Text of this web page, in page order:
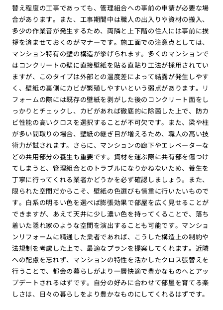
替え程度の工事であっても、管理組合への事前の申請が必要な場
合があります。また、工事期間中は職人の出入りや資材の搬入、
多少の作業音が発生するため、両隣と上下階の住人には事前に挨
拶を済ませておくのがマナーです。施工面での注意点としては、
マンション特有の壁の構造が挙げられます。多くのマンションで
はコンクリートの壁に直接壁紙を貼る直貼り工法が採用されてい
ますが、このタイプは外部との温度差によって結露が発生しやす
く、壁紙の裏側にカビが繁殖しやすいという弱点があります。リ
フォームの際には既存の壁紙を剥がした後のコンクリート面をし
っかりとチェックし、カビがあれば徹底的に除菌した上で、防カ
ビ性能の高いクロスを選択することが不可欠です。また、梁や柱
が多い間取りの場合、壁紙の継ぎ目が増えるため、職人の高い技
術力が試されます。さらに、マンションの廊下やエレベーターな
どの共用部分の養生も重要です。資材を運ぶ際に共有部を傷つけ
てしまうと、管理組合とのトラブルになりかねないため、養生を
丁寧に行ってくれる業者かどうかを必ず確認しましょう。また、
限られた空間だからこそ、壁紙の色選びも慎重に行いたいもので
す。白系の明るい色を選べば膨張効果で部屋を広く見せることが
できますが、あえて天井に少し濃い色を持ってくることで、落ち
着いた隠れ家のような空間を演出することも可能です。マンショ
ンリフォームに精通した業者であれば、こうした構造上の制約や
法規制を考慮した上で、最適なプランを提案してくれます。近隣
への配慮を忘れず、マンションの特性を活かしたクロス張替えを
行うことで、都会の暮らしがより一層快適で豊かなものへとアッ
プデートされるはずです。自分の好みに合わせて部屋を育てる楽
しさは、日々の暮らしをより豊かなものにしてくれるはずです。